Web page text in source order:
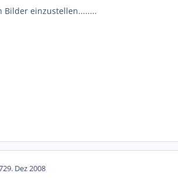
Bilder einzustellen........
29. Dez 2008